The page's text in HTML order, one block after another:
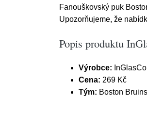
Fanouškovský puk
Upozorňujeme, že
Popis produktu
Výrobce: InGlasCo
Cena: 269 Kč
Tým: Boston Bruins